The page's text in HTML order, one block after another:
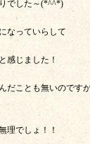
でした～(*^^*)
なっていらして
感じました！
だことも無いのです
理でしょ！！